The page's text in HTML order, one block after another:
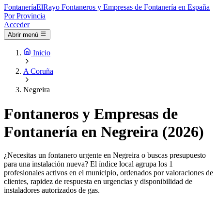
FontaneríaElRayo Fontaneros y Empresas de Fontanería en España
Por Provincia
Acceder
Abrir menú
Inicio
A Coruña
Negreira
Fontaneros y Empresas de
Fontanería en Negreira (2026)
¿Necesitas un fontanero urgente en Negreira o buscas presupuesto
para una instalación nueva? El índice local agrupa los 1
profesionales activos en el municipio, ordenados por valoraciones de
clientes, rapidez de respuesta en urgencias y disponibilidad de
instaladores autorizados de gas.